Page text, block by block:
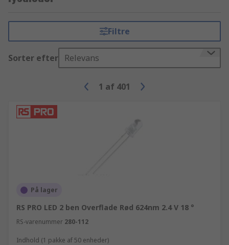
Filtre
Sorter efter Relevans
1 af 401
På lager
RS PRO LED 2 ben Overflade Rød 624nm 2.4 V 18 °
RS-varenummer 280-112
Indhold (1 pakke af 50 enheder)